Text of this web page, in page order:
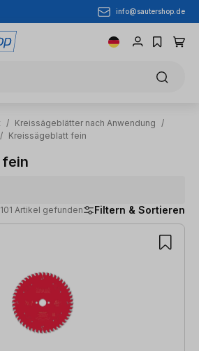
info@sautershop.de
/ Kreissägeblätter nach Anwendung
/
/ Kreissägeblatt fein
101 Artikel gefunden Filtern & Sortieren